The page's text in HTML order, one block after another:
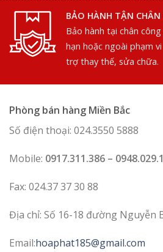
BẢO HÀNH TẬN CHÂN
Bảo hành tại chân
hạn hoặc ngoài phạm
trợ thay thế, sửa chữa.
Phòng bán hàng Miền Bắc
Số điện thoại: 024.3550 5888
Mobile: 0917.311.386 –
Fax: 024.37 37 30 88
Địa chỉ: Số 16-18 đường Nguyễn
Email:hoaphat185@gmail.com